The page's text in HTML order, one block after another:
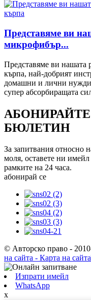
Представяме ви
микрофибър...
Представяме ви
кърпа, най-добрият
домашни и лични
супер абсорбиращата
БЮЛЕТИН
За запитвания относно
моля, оставете ни
рамките на 24 часа.
абонирай се
© Авторско право -
на сайта - Карта на
Изпрати имейл
WhatsApp
х